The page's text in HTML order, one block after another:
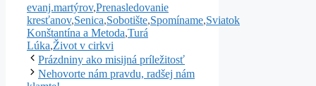
evanj.martýrov,Prenasledovanie
kresťanov,Senica,Sobotište,Spomíname,Sviatok
Konštantína a Metoda,Turá
Lúka,Život v cirkvi
Prázdniny ako misijná príležitosť
Nehovorte nám pravdu, radšej nám